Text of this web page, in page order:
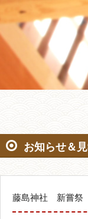
お知らせ＆
藤島神社 新嘗祭